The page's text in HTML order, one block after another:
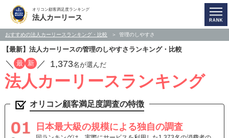
オリコン顧客満足度ランキング
法人カーリース
おすすめの法人カーリースランキング・比較 管理のしやすさ
【最新】法人カーリースの管理のしやすさランキング・比較
／ 最 新 ／ 1,373名が選んだ
法人カーリースランキング
オリコン顧客満足度調査の特徴
日本最大級の規模による独自の調査